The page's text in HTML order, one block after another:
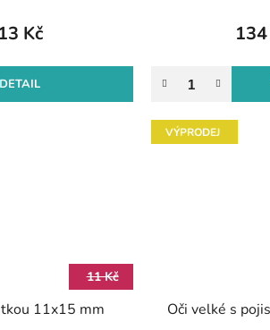
13 Kč
DETAIL
11 Kč
11x15 mm
VÝPRODEJ
Oči velké s